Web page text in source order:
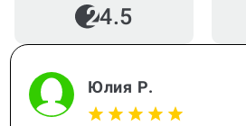
4.5
Юлия Р.